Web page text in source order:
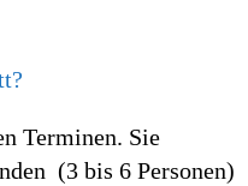
Terminen. Sie
(3 bis 6 Personen)